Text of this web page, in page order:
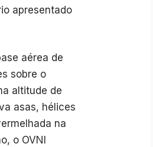
apresentado
aérea de
sobre o
altitude de
asas, hélices
na
o OVNI